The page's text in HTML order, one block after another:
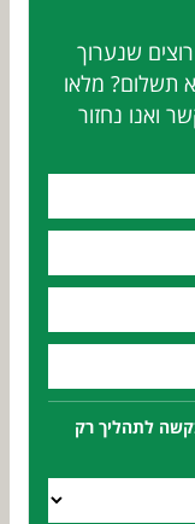
שנערוך
תשלום? מלאו
ואנו נחזור
לתהליך רק